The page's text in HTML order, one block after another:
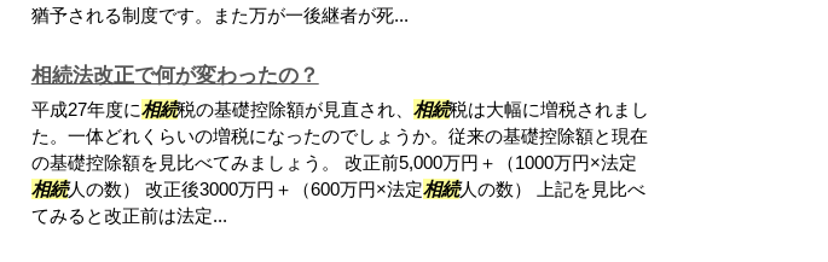
猶予される制度です。また万が一後継者が死...
相続法改正で何が変わったの？
平成27年度に相続税の基礎控除額が見直され、 相続税は大幅に増税されまし
た。一体どれくらいの増税になったのでしょうか。従来の基礎控除額と現在
の基礎控除額を見比べてみましょう。 改正前5,000万円＋（1000万円×法定
相続人の数） 改正後3000万円＋（600万円×法定相続人の数） 上記を見比べ
てみると改正前は法定...